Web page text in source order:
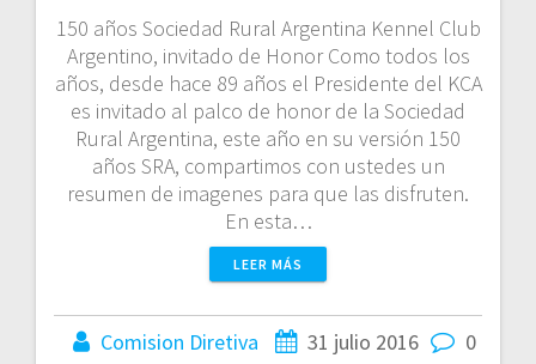
150 años Sociedad Rural Argentina Kennel Club
Argentino, invitado de Honor Como todos los
años, desde hace 89 años el Presidente del KCA
es invitado al palco de honor de la Sociedad
Rural Argentina, este año en su versión 150
años SRA, compartimos con ustedes un
resumen de imagenes para que las disfruten.
En esta…
LEER MÁS
Comision Diretiva 31 julio 2016 0